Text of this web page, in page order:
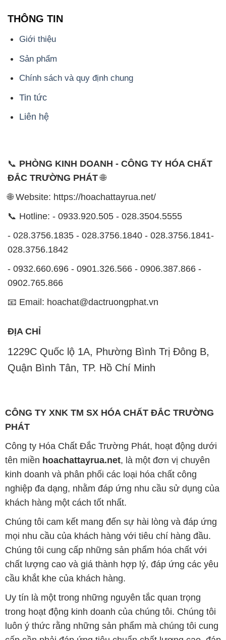
THÔNG TIN
Giới thiệu
Sản phẩm
Chính sách và quy định chung
Tin tức
Liên hệ
📞 PHÒNG KINH DOANH - CÔNG TY HÓA CHẤT
ĐẮC TRƯỜNG PHÁT🌐
🌐 Website: https://hoachattayrua.net/
📞 Hotline: - 0933.920.505 - 028.3504.5555
- 028.3756.1835 - 028.3756.1840 - 028.3756.1841-
028.3756.1842
- 0932.660.696 - 0901.326.566 - 0906.387.866 -
0902.765.866
📧 Email: hoachat@dactruongphat.vn
ĐỊA CHỈ
1229C Quốc lộ 1A, Phường Bình Trị Đông B,
Quận Bình Tân, TP. Hồ Chí Minh
CÔNG TY XNK TM SX HÓA CHẤT ĐẮC TRƯỜNG
PHÁT
Công ty Hóa Chất Đắc Trường Phát, hoạt động dưới
tên miền hoachattayrua.net, là một đơn vị chuyên
kinh doanh và phân phối các loại hóa chất công
nghiệp đa dạng, nhằm đáp ứng nhu cầu sử dụng của
khách hàng một cách tốt nhất.
Chúng tôi cam kết mang đến sự hài lòng và đáp ứng
mọi nhu cầu của khách hàng với tiêu chí hàng đầu.
Chúng tôi cung cấp những sản phẩm hóa chất với
chất lượng cao và giá thành hợp lý, đáp ứng các yêu
cầu khắt khe của khách hàng.
Uy tín là một trong những nguyên tắc quan trọng
trong hoạt động kinh doanh của chúng tôi. Chúng tôi
luôn ý thức rằng những sản phẩm mà chúng tôi cung